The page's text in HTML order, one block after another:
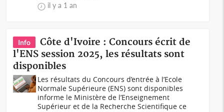
il y a 1 an
Info
Côte d'Ivoire : Concours écrit de
l'ENS session 2025, les résultats sont
disponibles
Les résultats du Concours d’entrée à l’Ecole
Normale Supérieure (ENS) sont disponibles
informe le Ministère de l’Enseignement
Supérieur et de la Recherche Scientifique ce